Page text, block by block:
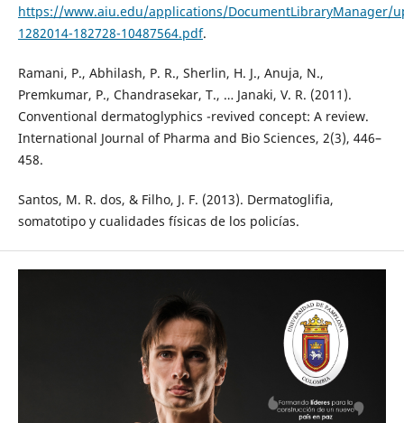
https://www.aiu.edu/applications/DocumentLibraryManager/
1282014-182728-10487564.pdf.
Ramani, P., Abhilash, P. R., Sherlin, H. J., Anuja, N.,
Premkumar, P., Chandrasekar, T., … Janaki, V. R. (2011).
Conventional dermatoglyphics -revived concept: A review.
International Journal of Pharma and Bio Sciences, 2(3), 446–
458.
Santos, M. R. dos, & Filho, J. F. (2013). Dermatoglifia,
somatotipo y cualidades físicas de los policías.